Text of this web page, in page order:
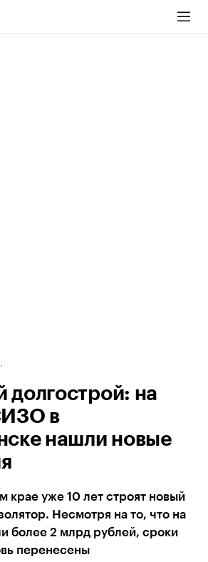
на
в
нашли новые
крае уже 10 лет строят новый
Несмотря на то, что на
более 2 млрд рублей, сроки
перенесены